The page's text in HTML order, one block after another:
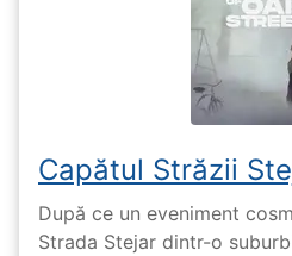
Capătul Străzii
După ce un eveniment
Strada Stejar dintr-o